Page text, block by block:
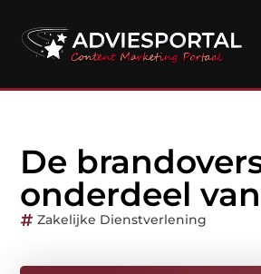
De
onderdeel
Zakelijke Dienstverlening